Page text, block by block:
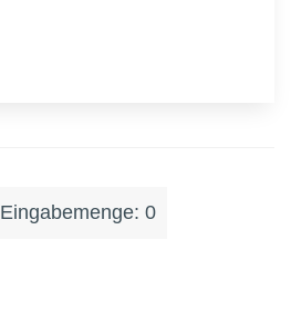
Eingabemenge: 0